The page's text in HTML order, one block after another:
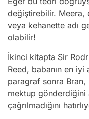
değiştirebilir. Meera,
veya kehanette adı
olabilir!
İkinci kitapta Sir
Reed, babanın en iyi
paragraf sonra Bran,
mektup
çağrılmadığını